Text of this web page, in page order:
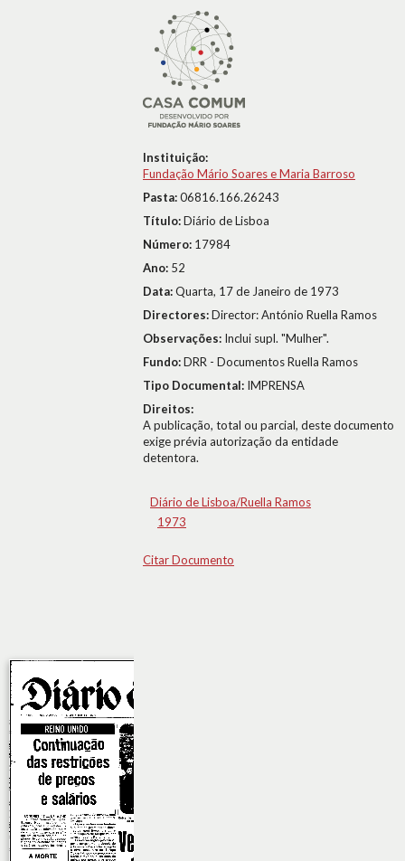
Instituição:
Fundação Mário Soares e Maria Barroso
Pasta:06816.166.26243
Título:Diário de Lisboa
Número: 17984
Ano: 52
Data:Quarta, 17 de Janeiro de 1973
Directores:Director: António Ruella Ramos
Observações: Inclui supl. "Mulher".
Fundo:DRR - Documentos Ruella Ramos
Tipo Documental: IMPRENSA
Direitos:
A publicação, total ou parcial, deste documento
exige prévia autorização da entidade
detentora.
Diário de Lisboa/Ruella Ramos
1973
Citar Documento